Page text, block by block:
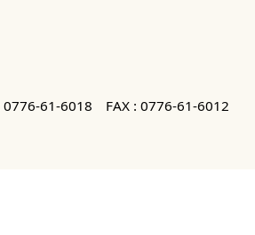
0776-61-6018 FAX : 0776-61-6012